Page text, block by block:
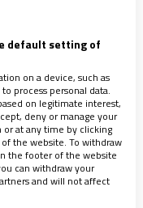
default setting of
on a device, such as
process personal data.
on legitimate interest,
deny or manage your
at any time by clicking
the website. To withdraw
the footer of the website
can withdraw your
and will not affect